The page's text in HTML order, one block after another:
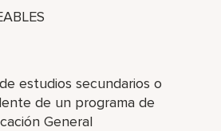
estudios secundarios o
de un programa de
General